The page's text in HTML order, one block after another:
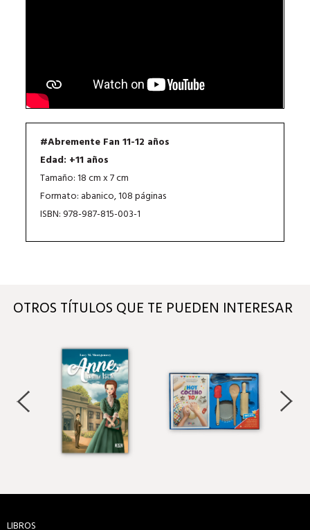
#Abremente Fan 11-12 años
Edad: +11 años
Tamaño: 18 cm x 7 cm
Formato: abanico, 108 páginas
ISBN: 978-987-815-003-1
OTROS TÍTULOS QUE TE PUEDEN INTERESAR
LIBROS